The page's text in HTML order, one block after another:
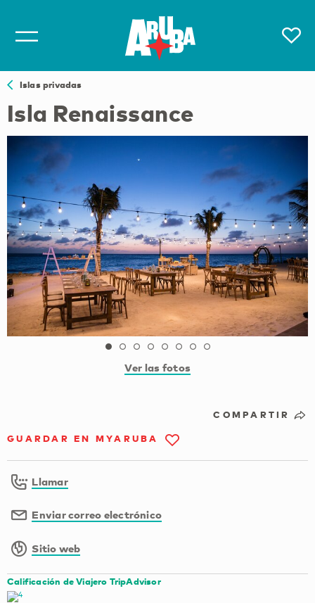
Islas privadas
Isla Renaissance
Ver las fotos
COMPARTIR
GUARDAR EN MYARUBA
Llamar
Enviar correo electrónico
Sitio web
Calificación de Viajero TripAdvisor